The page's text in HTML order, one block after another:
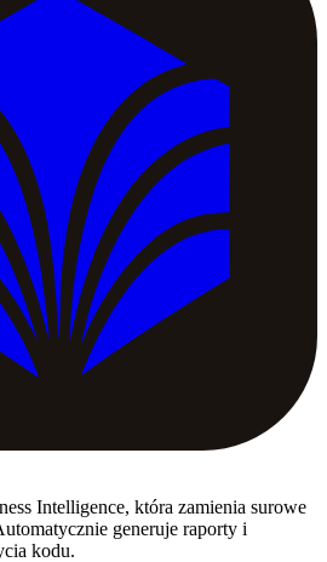
Intelligence, która zamienia surowe
generuje raporty i
kodu.